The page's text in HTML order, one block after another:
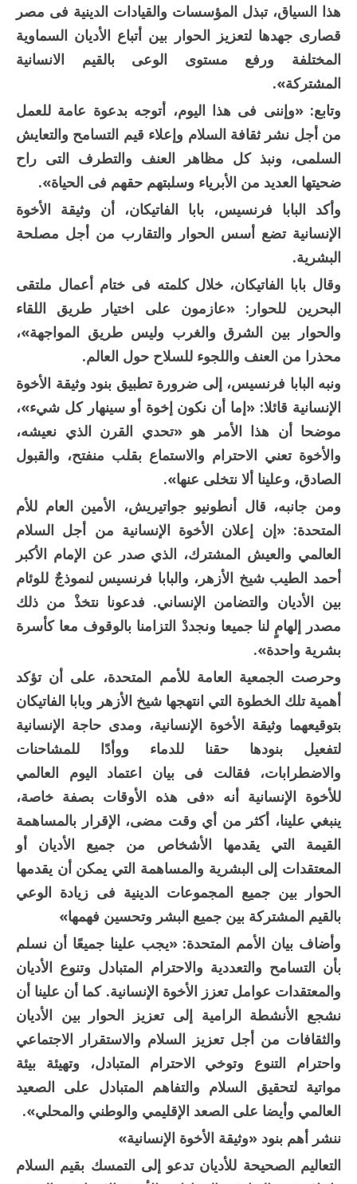
هذا السياق، تبذل المؤسسات والقيادات الدينية فى مصر
قصارى جهدها لتعزيز الحوار بين أتباع الأديان السماوية
المختلفة ورفع مستوى الوعى بالقيم الانسانية
المشتركة».
وتابع: «وإننى فى هذا اليوم، أتوجه بدعوة عامة للعمل
من أجل نشر ثقافة السلام وإعلاء قيم التسامح والتعايش
السلمى، ونبذ كل مظاهر العنف والتطرف التى راح
ضحيتها العديد من الأبرياء وسلبتهم حقهم فى الحياة».
وأكد البابا فرنسيس، بابا الفاتيكان، أن وثيقة الأخوة
الإنسانية تضع أسس الحوار والتقارب من أجل مصلحة
البشرية.
وقال بابا الفاتيكان، خلال كلمته فى ختام أعمال ملتقى
البحرين للحوار: «عازمون على اختيار طريق اللقاء
والحوار بين الشرق والغرب وليس طريق المواجهة»،
محذرا من العنف واللجوء للسلاح حول العالم.
ونبه البابا فرنسيس، إلى ضرورة تطبيق بنود وثيقة الأخوة
الإنسانية قائلا: «إما أن نكون إخوة أو سينهار كل شيء»،
موضحا أن هذا الأمر هو «تحدي القرن الذي نعيشه،
والأخوة تعني الاحترام والاستماع بقلب منفتح، والقبول
الصادق، وعلينا ألا نتخلى عنها».
ومن جانبه، قال أنطونيو جواتيريش، الأمين العام للأم
المتحدة: «إن إعلان الأخوة الإنسانية من أجل السلام
العالمي والعيش المشترك، الذي صدر عن الإمام الأكبر
أحمد الطيب شيخ الأزهر، والبابا فرنسيس لنموذجٌ للوئام
بين الأديان والتضامن الإنساني. فدعونا نتخذْ من ذلك
مصدر إلهامٍ لنا جميعا ونجددْ التزامنا بالوقوف معا كأسرة
بشرية واحدة».
وحرصت الجمعية العامة للأمم المتحدة، على أن تؤكد
أهمية تلك الخطوة التي انتهجها شيخ الأزهر وبابا الفاتيكان
بتوقيعهما وثيقة الأخوة الإنسانية، ومدى حاجة الإنسانية
لتفعيل بنودها حقنا للدماء ووأدًا للمشاحنات
والاضطرابات، فقالت فى بيان اعتماد اليوم العالمي
للأخوة الإنسانية أنه «فى هذه الأوقات بصفة خاصة،
ينبغي علينا، أكثر من أي وقت مضى، الإقرار بالمساهمة
القيمة التي يقدمها الأشخاص من جميع الأديان أو
المعتقدات إلى البشرية والمساهمة التي يمكن أن يقدمها
الحوار بين جميع المجموعات الدينية فى زيادة الوعي
بالقيم المشتركة بين جميع البشر وتحسين فهمها»
وأضاف بيان الأمم المتحدة: «يجب علينا جميعًا أن نسلم
بأن التسامح والتعددية والاحترام المتبادل وتنوع الأديان
والمعتقدات عوامل تعزز الأخوة الإنسانية. كما أن علينا أن
نشجع الأنشطة الرامية إلى تعزيز الحوار بين الأديان
والثقافات من أجل تعزيز السلام والاستقرار الاجتماعي
واحترام التنوع وتوخي الاحترام المتبادل، وتهيئة بيئة
مواتية لتحقيق السلام والتفاهم المتبادل على الصعيد
العالمي وأيضا على الصعد الإقليمي والوطني والمحلي».
ننشر أهم بنود «وثيقة الأخوة الإنسانية»
التعاليم الصحيحة للأديان تدعو إلى التمسك بقيم السلام